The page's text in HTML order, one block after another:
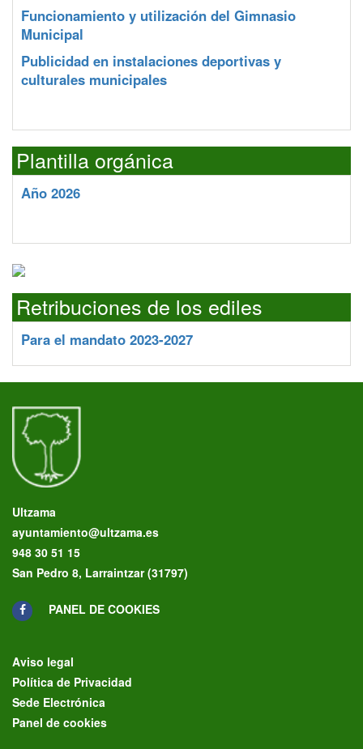
Funcionamiento y utilización del Gimnasio
Municipal
Publicidad en instalaciones deportivas y
culturales municipales
Plantilla orgánica
Año 2026
Retribuciones de los ediles
Para el mandato 2023-2027
Ultzama
ayuntamiento@ultzama.es
948 30 51 15
San Pedro 8, Larraintzar (31797)
PANEL DE COOKIES
Aviso legal
Política de Privacidad
Sede Electrónica
Panel de cookies